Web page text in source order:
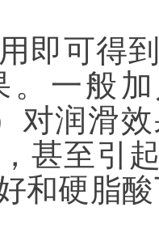
即可得
。一般
对润滑
甚至引
和硬脂